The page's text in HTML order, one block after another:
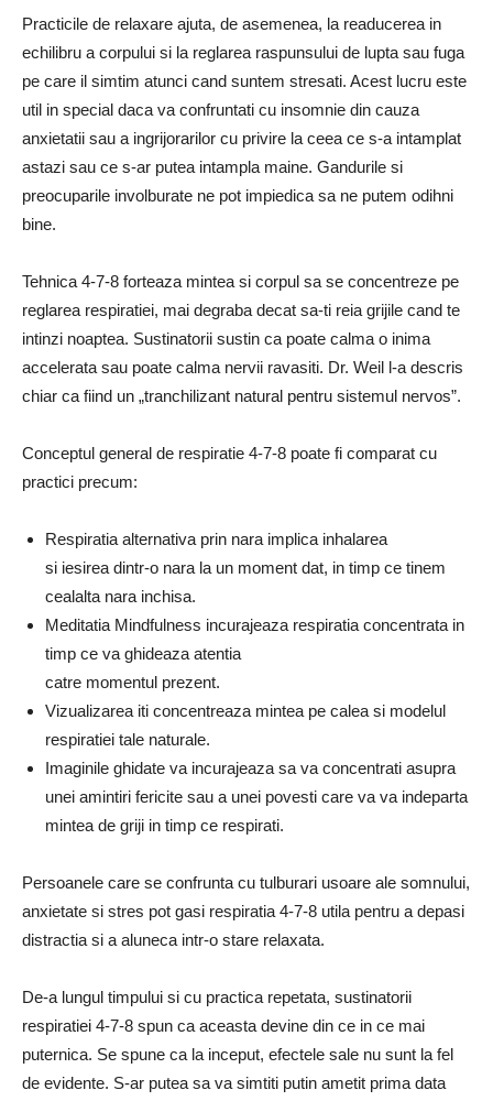
Practicile de relaxare ajuta, de asemenea, la readucerea in
echilibru a corpului si la reglarea raspunsului de lupta sau fuga
pe care il simtim atunci cand suntem stresati. Acest lucru este
util in special daca va confruntati cu insomnie din cauza
anxietatii sau a ingrijorarilor cu privire la ceea ce s-a intamplat
astazi sau ce s-ar putea intampla maine. Gandurile si
preocuparile involburate ne pot impiedica sa ne putem odihni
bine.
Tehnica 4-7-8 forteaza mintea si corpul sa se concentreze pe
reglarea respiratiei, mai degraba decat sa-ti reia grijile cand te
intinzi noaptea. Sustinatorii sustin ca poate calma o inima
accelerata sau poate calma nervii ravasiti. Dr. Weil l-a descris
chiar ca fiind un „tranchilizant natural pentru sistemul nervos”.
Conceptul general de respiratie 4-7-8 poate fi comparat cu
practici precum:
Respiratia alternativa prin nara implica inhalarea
si iesirea dintr-o nara la un moment dat, in timp ce tinem
cealalta nara inchisa.
Meditatia Mindfulness incurajeaza respiratia concentrata in
timp ce va ghideaza atentia
catre momentul prezent.
Vizualizarea iti concentreaza mintea pe calea si modelul
respiratiei tale naturale.
Imaginile ghidate va incurajeaza sa va concentrati asupra
unei amintiri fericite sau a unei povesti care va va indeparta
mintea de griji in timp ce respirati.
Persoanele care se confrunta cu tulburari usoare ale somnului,
anxietate si stres pot gasi respiratia 4-7-8 utila pentru a depasi
distractia si a aluneca intr-o stare relaxata.
De-a lungul timpului si cu practica repetata, sustinatorii
respiratiei 4-7-8 spun ca aceasta devine din ce in ce mai
puternica. Se spune ca la inceput, efectele sale nu sunt la fel
de evidente. S-ar putea sa va simtiti putin ametit prima data